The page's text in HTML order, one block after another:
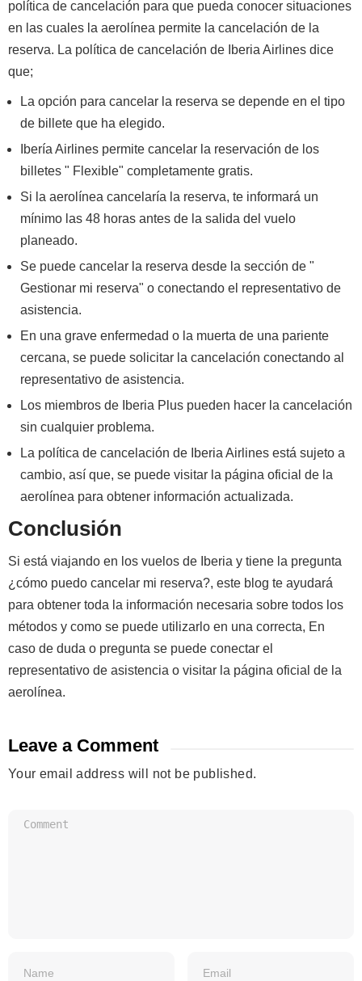
política de cancelación para que pueda conocer situaciones
en las cuales la aerolínea permite la cancelación de la
reserva. La política de cancelación de Iberia Airlines dice
que;
La opción para cancelar la reserva se depende en el tipo
de billete que ha elegido.
Ibería Airlines permite cancelar la reservación de los
billetes " Flexible" completamente gratis.
Si la aerolínea cancelaría la reserva, te informará un
mínimo las 48 horas antes de la salida del vuelo
planeado.
Se puede cancelar la reserva desde la sección de "
Gestionar mi reserva" o conectando el representativo de
asistencia.
En una grave enfermedad o la muerta de una pariente
cercana, se puede solicitar la cancelación conectando al
representativo de asistencia.
Los miembros de Iberia Plus pueden hacer la cancelación
sin cualquier problema.
La política de cancelación de Iberia Airlines está sujeto a
cambio, así que, se puede visitar la página oficial de la
aerolínea para obtener información actualizada.
Conclusión
Si está viajando en los vuelos de Iberia y tiene la pregunta
¿cómo puedo cancelar mi reserva?, este blog te ayudará
para obtener toda la información necesaria sobre todos los
métodos y como se puede utilizarlo en una correcta, En
caso de duda o pregunta se puede conectar el
representativo de asistencia o visitar la página oficial de la
aerolínea.
Leave a Comment
Your email address will not be published.